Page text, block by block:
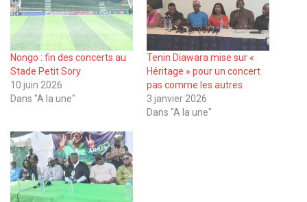
Nongo : fin des concerts au
Stade Petit Sory
10 juin 2026
Dans "A la une"
Tenin Diawara mise sur «
Héritage » pour un concert
pas comme les autres
3 janvier 2026
Dans "A la une"